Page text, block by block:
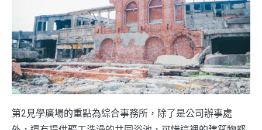
第2見學廣場的重點為綜合事務所，除了是公司辦事處